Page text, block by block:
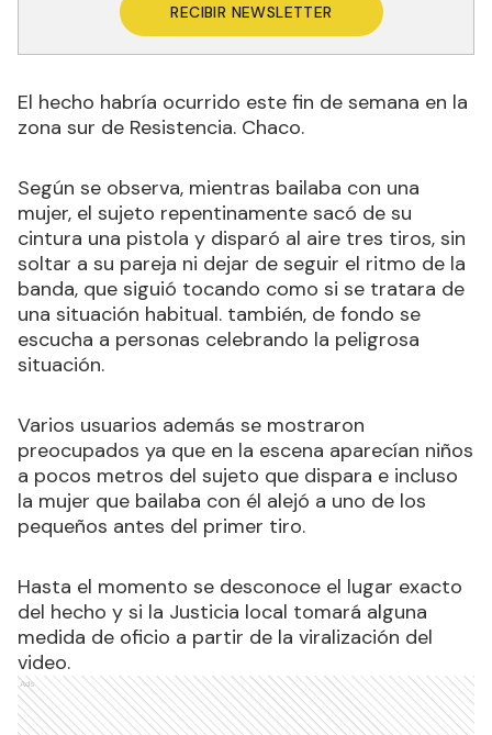
RECIBIR NEWSLETTER
El hecho habría ocurrido este fin de semana en la
zona sur de Resistencia. Chaco.
Según se observa, mientras bailaba con una
mujer, el sujeto repentinamente sacó de su
cintura una pistola y disparó al aire tres tiros, sin
soltar a su pareja ni dejar de seguir el ritmo de la
banda, que siguió tocando como si se tratara de
una situación habitual. también, de fondo se
escucha a personas celebrando la peligrosa
situación.
Varios usuarios además se mostraron
preocupados ya que en la escena aparecían niños
a pocos metros del sujeto que dispara e incluso
la mujer que bailaba con él alejó a uno de los
pequeños antes del primer tiro.
Hasta el momento se desconoce el lugar exacto
del hecho y si la Justicia local tomará alguna
medida de oficio a partir de la viralización del
video.
Ads